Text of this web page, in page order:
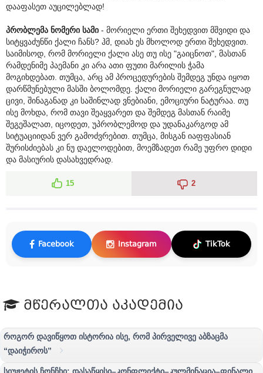
დააფასეთ აუცილებლად!
პრობლემა ნომერი სამი - მორიელი ერთი შეხედვით მშვიდი და
სიტყვაძუნწი ქალი ჩანს? ჰმ, დიახ ეს მხოლოდ ერთი შეხედვით.
საიმისოდ, რომ მორიელი ქალი ასე თუ ისე "გაიცნოთ", მასთან
რამდენიმე პაემანი კი არა ათი ფუთი მარილის ჭამა
მოგიხდებათ. თუმცა, არც ამ პროცედურების შემდეგ უნდა იყოთ
დარწმუნებული მასში ბოლომდე. ქალი მორიელი გარეგნულად
ცივი, შინაგანად კი საშინლად ვნებიანი, ემოციური ნატურაა. თუ
ისე მოხდა, რომ თავი შეაყვარეთ და შემდეგ მასთან რაიმე
შეგეშალათ, იცოდეთ, უპრობლემოდ და უდანაკარგოდ ამ
სიტუაციიდან ვერ გამოძვრებით. თუმცა, მისგან იაფფასიან
შურისძიებას კი ნუ დაელოდებით, მოემზადეთ რამე უფრო დიდი
და მასიურის დასახვედრად.
15 2
Facebook Instagram TikTok
მწერალთა აკადემია
როგორ დავიწყოთ ისტორია ისე, რომ პირველივე აბზაცმა
“დაიჭიროს”
სიუჟეტის ჩონჩხი: დასაწყისი–კონფლიქტი–კულმინაცია–ფინალი